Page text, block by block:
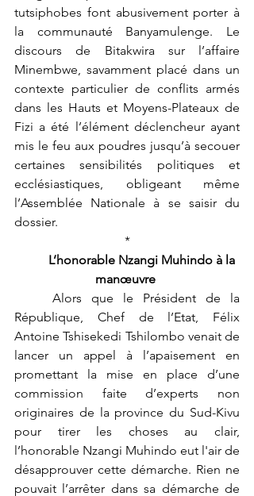
tutsiphobes font abusivement porter à
la communauté Banyamulenge. Le
discours de Bitakwira sur l’affaire
Minembwe, savamment placé dans un
contexte particulier de conflits armés
dans les Hauts et Moyens-Plateaux de
Fizi a été l’élément déclencheur ayant
mis le feu aux poudres jusqu’à secouer
certaines sensibilités politiques et
ecclésiastiques, obligeant même
l’Assemblée Nationale à se saisir du
dossier.
*
L’honorable Nzangi Muhindo à la
manœuvre
République, Chef de l’Etat, Félix
Antoine Tshisekedi Tshilombo venait de
lancer un appel à l’apaisement en
promettant la mise en place d’une
commission faite d’experts non
originaires de la province du Sud-Kivu
pour tirer les choses au clair,
l’honorable Nzangi Muhindo eut l'air de
désapprouver cette démarche. Rien ne
pouvait l’arrêter dans sa démarche de